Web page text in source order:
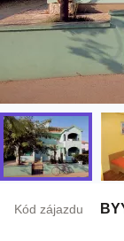
Kód zájazdu
Termín